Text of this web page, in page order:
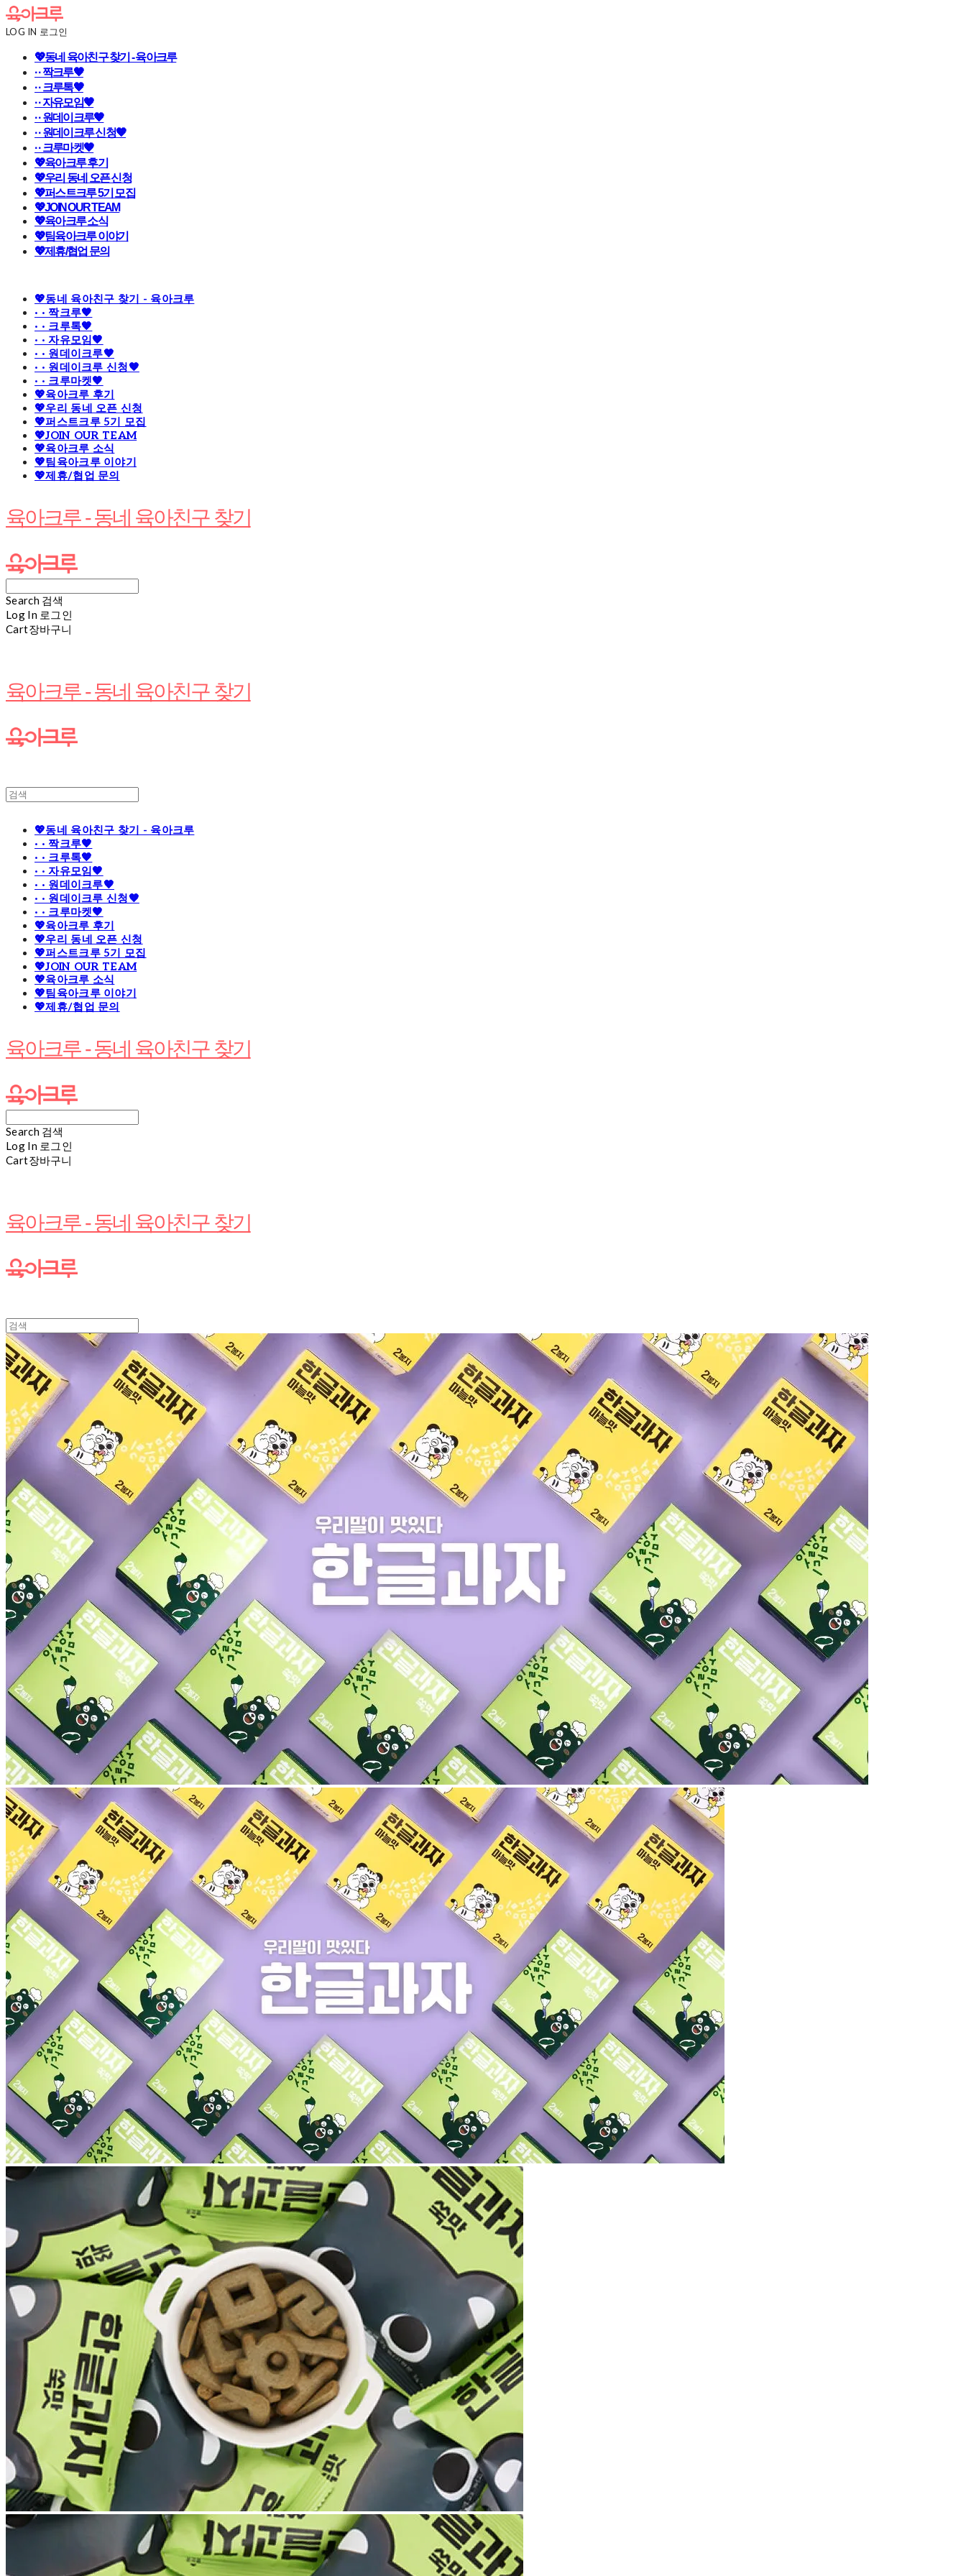
LOG IN 로그인
💖동네 육아친구 찾기 - 육아크루
· · 짝크루🧡
· · 크루톡🧡
· · 자유모임🧡
· · 원데이크루🧡
· · 원데이크루 신청🧡
· · 크루마켓🧡
💖육아크루 후기
💖우리 동네 오픈 신청
💖퍼스트크루 5기 모집
💖JOIN OUR TEAM
💖육아크루 소식
💖팀육아크루 이야기
💖제휴/협업 문의
💖동네 육아친구 찾기 - 육아크루
· · 짝크루🧡
· · 크루톡🧡
· · 자유모임🧡
· · 원데이크루🧡
· · 원데이크루 신청🧡
· · 크루마켓🧡
💖육아크루 후기
💖우리 동네 오픈 신청
💖퍼스트크루 5기 모집
💖JOIN OUR TEAM
💖육아크루 소식
💖팀육아크루 이야기
💖제휴/협업 문의
육아크루 - 동네 육아친구 찾기
Search 검색
Log In 로그인
Cart장바구니
육아크루 - 동네 육아친구 찾기
💖동네 육아친구 찾기 - 육아크루
· · 짝크루🧡
· · 크루톡🧡
· · 자유모임🧡
· · 원데이크루🧡
· · 원데이크루 신청🧡
· · 크루마켓🧡
💖육아크루 후기
💖우리 동네 오픈 신청
💖퍼스트크루 5기 모집
💖JOIN OUR TEAM
💖육아크루 소식
💖팀육아크루 이야기
💖제휴/협업 문의
육아크루 - 동네 육아친구 찾기
Search 검색
Log In 로그인
Cart장바구니
육아크루 - 동네 육아친구 찾기